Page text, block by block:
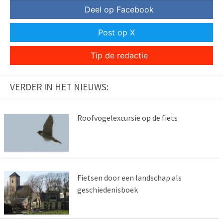
Deel op Facebook
Post op X
Tip de redactie
VERDER IN HET NIEUWS:
Roofvogelexcursie op de fiets
Fietsen door een landschap als
geschiedenisboek